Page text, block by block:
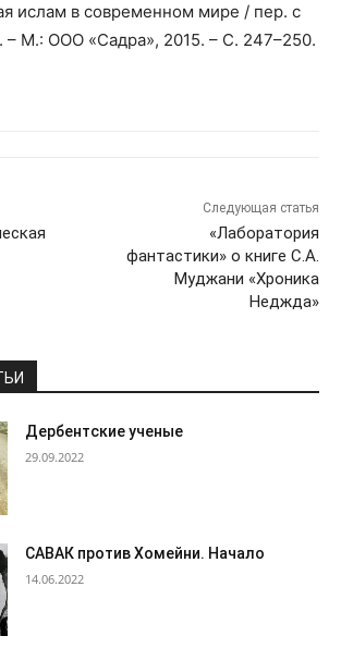
ислам в современном мире / пер. с
– М.: ООО «Садра», 2015. – С. 247–250.
Следующая статья
«Лаборатория
фантастики» о книге С.А.
Муджани «Хроника
Неджда»
Дербентские ученые
29.09.2022
САВАК против Хомейни. Начало
14.06.2022